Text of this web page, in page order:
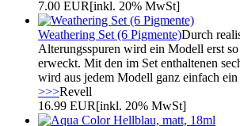
7.00 EUR[inkl. 20% MwSt]
Weathering Set (6 Pigmente)Durch
Alterungsspuren wird ein Modell erst
erweckt. Mit den im Set enthaltenen
wird aus jedem Modell ganz einfach
>>>Revell
16.99 EUR[inkl. 20% MwSt]